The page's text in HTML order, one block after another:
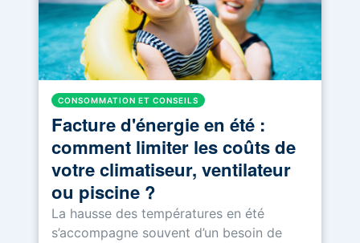
CONSOMMATION ET CONSEILS
Facture d'énergie en été :
comment limiter les coûts de
votre climatiseur, ventilateur
ou piscine ?
La hausse des températures en été
s’accompagne souvent d’un besoin de